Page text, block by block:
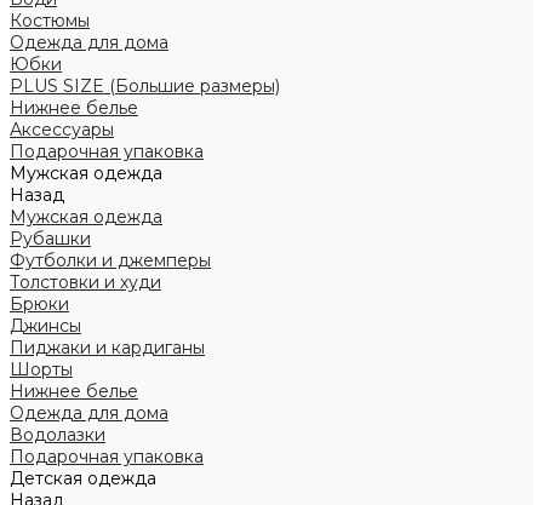
Костюмы
Одежда для дома
Юбки
PLUS SIZE (Большие размеры)
Нижнее белье
Аксессуары
Подарочная упаковка
Мужская одежда
Назад
Мужская одежда
Рубашки
Футболки и джемперы
Толстовки и худи
Брюки
Джинсы
Пиджаки и кардиганы
Шорты
Нижнее белье
Одежда для дома
Водолазки
Подарочная упаковка
Детская одежда
Назад